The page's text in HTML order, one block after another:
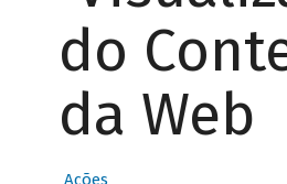
do
da Web